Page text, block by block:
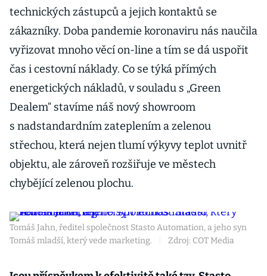
technických zástupců a jejich kontaktů se
zákazníky. Doba pandemie koronaviru nás naučila
vyřizovat mnoho věcí on-line a tím se dá uspořit
čas i cestovní náklady. Co se týká přímých
energetických nákladů, v souladu s „Green
Dealem“ stavíme náš nový showroom
s nadstandardním zateplením a zelenou
střechou, která nejen tlumí výkyvy teplot uvnitř
objektu, ale zároveň rozšiřuje ve městech
chybějící zelenou plochu.
Tomáš Jahn, ředitel společnost Stasto Automation, a jeho syn
Tomáš mladší, který vede marketing.
Zdroj: COT Media